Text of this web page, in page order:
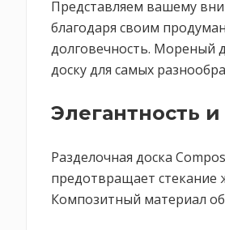
Представляем вашему
благодаря своим
долговечность. Мореный
доску для самых
Элегантность
Разделочная доска
предотвращает стекание
Композитный материал